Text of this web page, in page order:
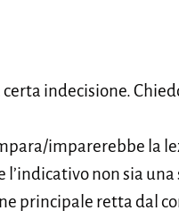
indecisione.
imparerebbe la
l’indicativo non sia
principale retta dal